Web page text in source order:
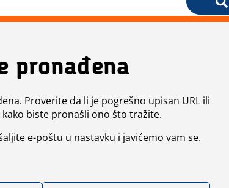
pronađena
Proverite da li je pogrešno upisan URL ili
biste pronašli ono što tražite.
e-poštu u nastavku i javićemo vam se.